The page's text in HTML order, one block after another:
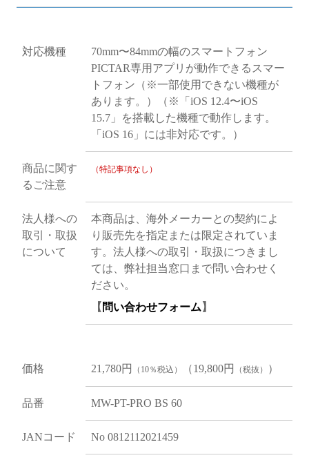
対応機種
70mm〜84mmの幅のスマートフォン
PICTAR専用アプリが動作できるスマー
トフォン（※一部使用できない機種が
あります。）（※「iOS 12.4〜iOS
15.7」を搭載した機種で動作します。
「iOS 16」には非対応です。）
商品に関す
るご注意
（特記事項なし）
法人様への
取引・取扱
について
本商品は、海外メーカーとの契約によ
り販売先を指定または限定されていま
す。法人様への取引・取扱につきまし
ては、弊社担当窓口まで問い合わせく
ださい。
【 問い合わせフォーム 】
価格 21,780円 （10％税込） （19,800円 （税抜） ）
品番 MW-PT-PRO BS 60
JANコード No 0812112021459